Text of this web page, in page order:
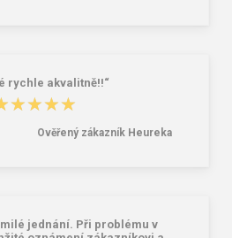
rychle akvalitně!!“
Ověřený zákazník Heureka
jednání. Při problému v